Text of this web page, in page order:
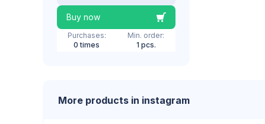
Buy now
Purchases:
0 times
Min. order:
1 pcs.
More products in instagram